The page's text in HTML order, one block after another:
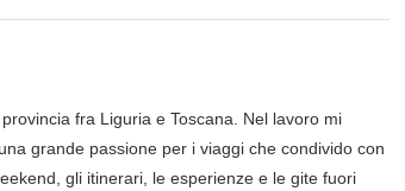
fra Liguria e Toscana. Nel lavoro mi
grande passione per i viaggi che condivido con
gli itinerari, le esperienze e le gite fuori